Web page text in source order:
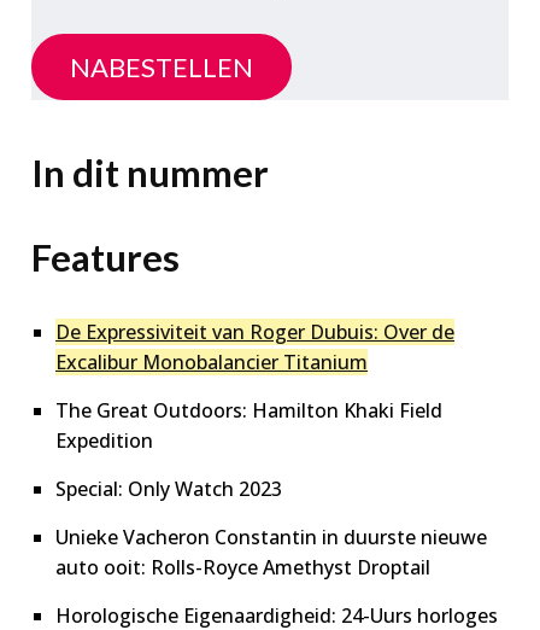
NABESTELLEN
In dit nummer
Features
De Expressiviteit van Roger Dubuis: Over de
Excalibur Monobalancier Titanium
The Great Outdoors: Hamilton Khaki Field
Expedition
Special: Only Watch 2023
Unieke Vacheron Constantin in duurste nieuwe
auto ooit: Rolls-Royce Amethyst Droptail
Horologische Eigenaardigheid: 24-Uurs horloges